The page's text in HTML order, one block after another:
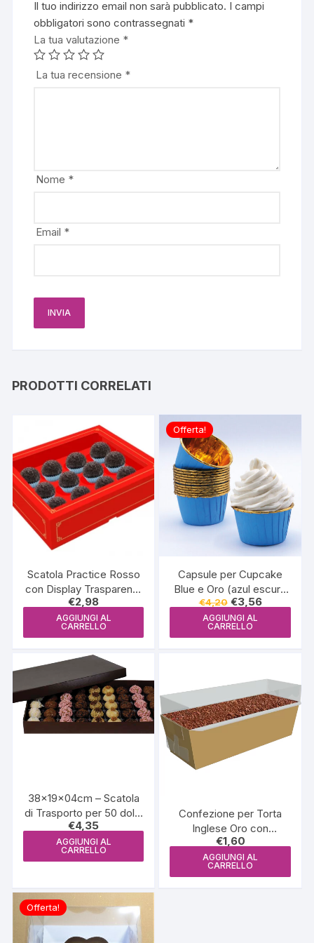
Il tuo indirizzo email non sarà pubblicato. I campi
obbligatori sono contrassegnati *
La tua valutazione *
La tua recensione *
Nome *
Email *
PRODOTTI CORRELATI
Scatola Practice Rosso
con Display Trasparente
– 12 cavità
€2,98
AGGIUNGI AL
CARRELLO
Offerta!
Capsule per Cupcake
Blue e Oro (azul escuro
e ouro) 24un – Just Add
Love
€4,20 Il
prezzo
originale
era:
€3,56Il
prezzo
AGGIUNGI AL
CARRELLO
38x19x04cm – Scatola
di Trasporto per 50 dolci
– marrone
€4,35
AGGIUNGI AL
CARRELLO
Confezione per Torta
Inglese Oro con
Coperchio – 250g
(caseirinho dourado)
€1,60
AGGIUNGI AL
CARRELLO
Offerta!